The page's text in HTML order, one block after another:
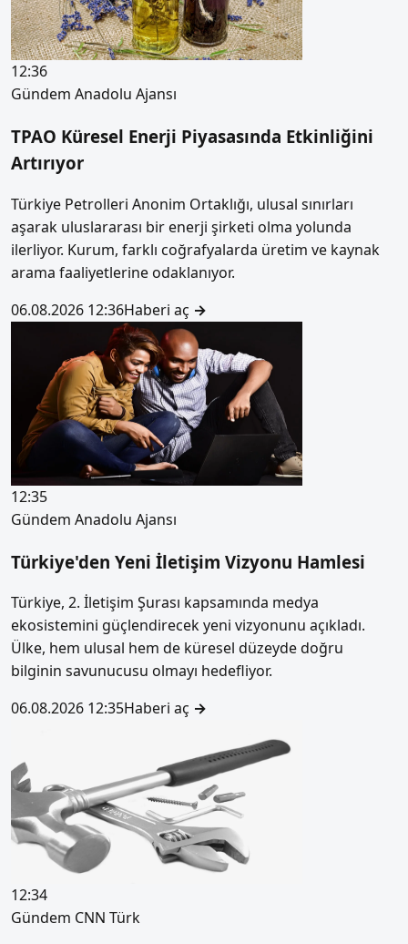
12:36
Gündem Anadolu Ajansı
TPAO Küresel Enerji Piyasasında Etkinliğini
Artırıyor
Türkiye Petrolleri Anonim Ortaklığı, ulusal sınırları
aşarak uluslararası bir enerji şirketi olma yolunda
ilerliyor. Kurum, farklı coğrafyalarda üretim ve kaynak
arama faaliyetlerine odaklanıyor.
06.08.2026 12:36Haberi aç →
12:35
Gündem Anadolu Ajansı
Türkiye'den Yeni İletişim Vizyonu Hamlesi
Türkiye, 2. İletişim Şurası kapsamında medya
ekosistemini güçlendirecek yeni vizyonunu açıkladı.
Ülke, hem ulusal hem de küresel düzeyde doğru
bilginin savunucusu olmayı hedefliyor.
06.08.2026 12:35Haberi aç →
12:34
Gündem CNN Türk